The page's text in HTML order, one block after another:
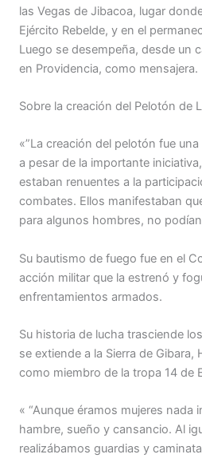
las Vegas de Jibacoa, lugar
Ejército Rebelde, y en el
Luego se desempeña, desde un
en Providencia, como mensajera.
Sobre la creación del Pelotón de
«”La creación del pelotón fue
a pesar de la importante
estaban renuentes a la
combates. Ellos manifestaban
para algunos hombres, no
Su bautismo de fuego fue en el
acción militar que la estrenó y
enfrentamientos armados.
Su historia de lucha trasciende
se extiende a la Sierra de Gibara,
como miembro de la tropa 14 de
« “Aunque éramos mujeres nada
hambre, sueño y cansancio. Al
realizábamos guardias y